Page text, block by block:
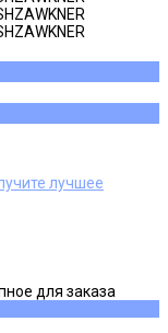
лучшее
для заказа